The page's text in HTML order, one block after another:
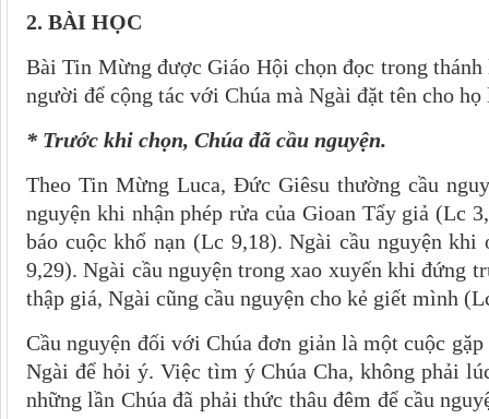
2. BÀI HỌC
Bài Tin Mừng được Giáo Hội chọn đọc trong
người để cộng tác với Chúa mà Ngài đặt tên cho
* Trước khi chọn, Chúa đã cầu nguyện.
Theo Tin Mừng Luca, Đức Giêsu thường cầu
nguyện khi nhận phép rửa của Gioan Tẩy giả (Lc
báo cuộc khổ nạn (Lc 9,18). Ngài cầu nguyện
9,29). Ngài cầu nguyện trong xao xuyến khi đứng
thập giá, Ngài cũng cầu nguyện cho kẻ giết mình
Cầu nguyện đối với Chúa đơn giản là một cuộc
Ngài để hỏi ý. Việc tìm ý Chúa Cha, không phải
những lần Chúa đã phải thức thâu đêm để cầu